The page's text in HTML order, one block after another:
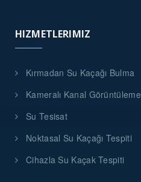
HIZMETLERIMIZ
Kırmadan Su Kaçağı Bulma
Kameralı Kanal Görüntüleme
Su Tesisat
Noktasal Su Kaçağı Tespiti
Cihazla Su Kaçak Tespiti